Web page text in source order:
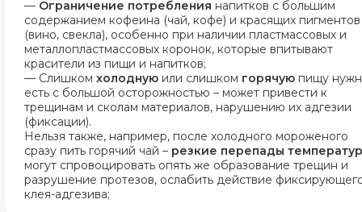
— Ограничение потребления напитков с большим
содержанием кофеина (чай, кофе) и красящих пигментов
(вино, свекла), особенно при наличии пластмассовых и
металлопластмассовых коронок, которые впитывают
красители из пищи и напитков;
— Слишком холодную или слишком горячую пищу
есть с большой осторожностью – может привести к
трещинам и сколам материалов, нарушению их адгезии
(фиксации).
Нельзя также, например, после холодного мороженого
сразу пить горячий чай – резкие перепады температур
могут спровоцировать опять же образование трещин и
разрушение протезов, ослабить действие
клея-адгезива;